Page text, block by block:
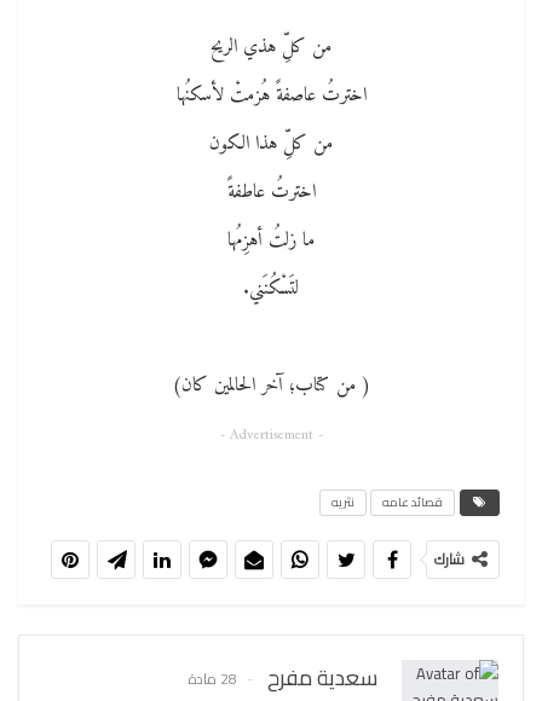
من كلِّ هذي الريح
اخترتُ عاصفةً هُزمتْ لأسكنُها
من كلِّ هذا الكون
اخترتُ عاطفةً
ما زلتُ أهزِمُها
لتَسْكُنَني.
( من كتاب؛ آخر الحالمين كان)
- Advertisement -
قصائد عامه نثريه
شارك
سعدية مفرح 28 مادة